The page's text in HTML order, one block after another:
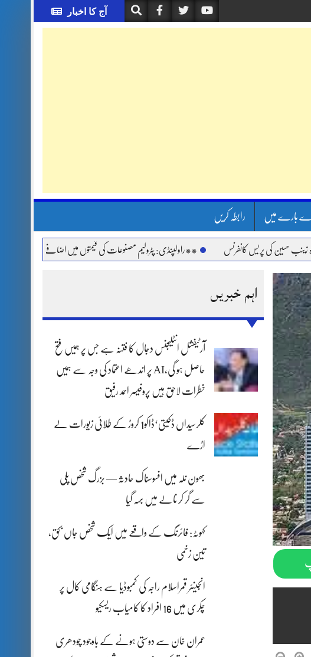
آج کا اخبار
بارے میں رابطہ کریں
کی پریس کانفرنس **راولپنڈی: پٹرولیم مصنوعات کی قیمتوں میں اضافے اور مہنگائی کے خلاف
اہم خبریں
آرٹیفشل انٹلیجنس دجال کا فتنہ ہے جس پر ہمیں فتح
حاصل ہو گی،AI پر اندھے اعتماد کی وجہ سے ہمیں
خطرات لاحق ہیں پروفیسر احمد رفیق
کلرسیداں ڈکیتی‘ڈاکو1 کروڑ کے طلائی زیورات لے
اڑے
بھون نلہ میں افسوسناک حادثہ — بزرگ شخص پلی
سے گر کر نالے میں بہہ گیا
کہوٹہ: فائرنگ کے واقعے میں ایک شخص جاں بحق،
تین زخمی
انجینئر قمراسلام راجہ کی کمبوڈیا سے ہنگامی کال پر
چکری میں 16 افراد کا کامیاب ریسکیو
عمران خان سے دوستی ہونے کے باوجود چودھری